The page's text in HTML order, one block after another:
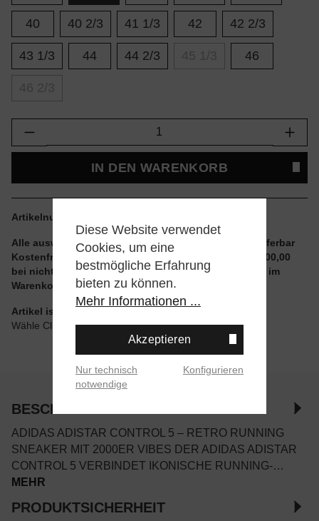
40 40 2/3 41 1/3 42 42 2/3
43 1/3 44 44 2/3 46
Produkt Anzahl: Gib den gewünschten
IN DEN WARENKORB
Artikelnummer:
Alle auswählbaren Größen und Artikel sind sofort lieferbar
Kostenfreier Versand ab einem Einkaufswert von € 100,00
bei nicht reduzierten Artikeln und ohne Aktionscode im
Warenkorb
Artikel ist wie angegeben im Store verfügbar
Wähle Click & Collect beim Checkout
BESCHREIBUNG
ADIDAS ADISTAR CONTROL 5 – RETRO RUNNING
SNEAKER MIT 2000ER VIBES DER ADIDAS ADISTAR
CONTROL 5 VERBINDET IKONISCHE RUNNING-…
MEHR
PRODUKTSICHERHEIT
Diese Website verwendet
Cookies, um eine
bestmögliche Erfahrung
bieten zu können.
Mehr Informationen ...
Akzeptieren
Nur technisch
notwendige
Konfigurieren